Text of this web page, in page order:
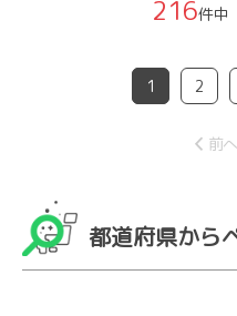
216件
1 2
前へ
都道府県から